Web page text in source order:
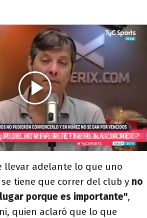
llevar adelante lo que uno
tiene que correr del club y no
porque es importante",
quien aclaró que lo que